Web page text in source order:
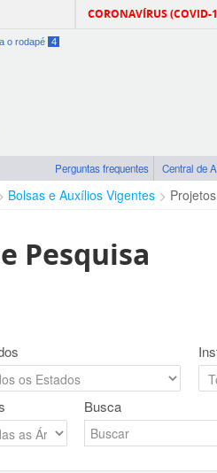
CORONAVÍRUS (COVID-
o rodapé 4
Perguntas frequentes Central de
Bolsas e Auxílios Vigentes
Pesquisa
Busca